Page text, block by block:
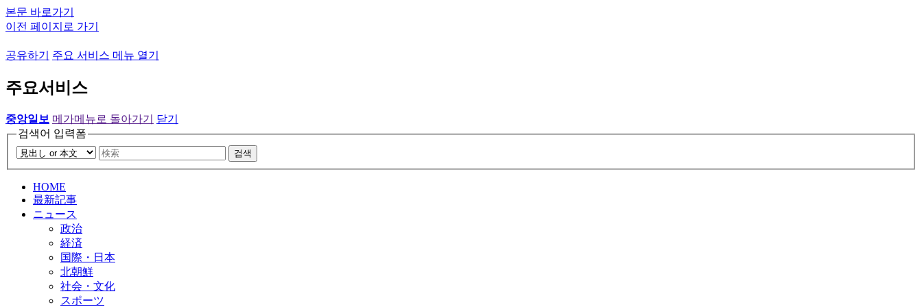
본문 바로가기
이전 페이지로 가기
공유하기 주요 서비스 메뉴 열기
주요서비스
중앙일보 메가메뉴로 돌아가기
닫기
검색어 입력폼
검색
HOME
最新記事
ニュース
政治
経済
国際・日本
北朝鮮
社会・文化
スポーツ